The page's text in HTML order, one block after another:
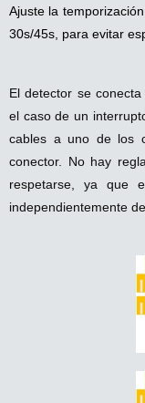
Ajuste la
30s/45s, para evitar
El detector se
el caso de un
cables a uno de los
conector. No hay
respetarse, ya que
independientemente